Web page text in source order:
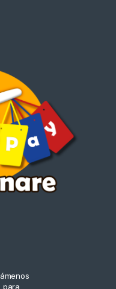
para